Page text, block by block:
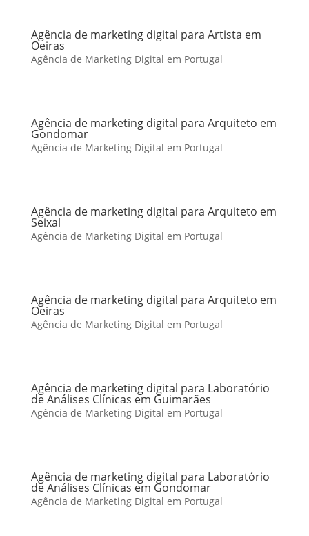
Agência de marketing digital para Artista em
Oeiras
Agência de Marketing Digital em Portugal
Agência de marketing digital para Arquiteto em
Gondomar
Agência de Marketing Digital em Portugal
Agência de marketing digital para Arquiteto em
Seixal
Agência de Marketing Digital em Portugal
Agência de marketing digital para Arquiteto em
Oeiras
Agência de Marketing Digital em Portugal
Agência de marketing digital para Laboratório
de Análises Clínicas em Guimarães
Agência de Marketing Digital em Portugal
Agência de marketing digital para Laboratório
de Análises Clínicas em Gondomar
Agência de Marketing Digital em Portugal